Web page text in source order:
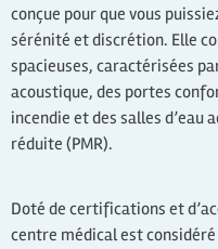
conçue pour que vous
sérénité et discrétion. Elle
spacieuses, caractérisées
acoustique, des portes
incendie et des salles d’eau
réduite (PMR).
Doté de certifications et
centre médical est